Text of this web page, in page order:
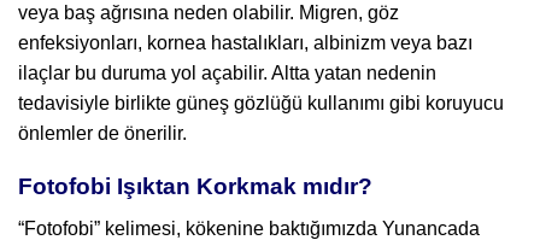
veya baş ağrısına neden olabilir. Migren, göz
enfeksiyonları, kornea hastalıkları, albinizm veya bazı
ilaçlar bu duruma yol açabilir. Altta yatan nedenin
tedavisiyle birlikte güneş gözlüğü kullanımı gibi koruyucu
önlemler de önerilir.
Fotofobi Işıktan Korkmak mıdır?
“Fotofobi” kelimesi, kökenine baktığımızda Yunancada